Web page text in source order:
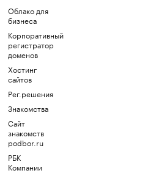
Облако для
бизнеса
Корпоративный
регистратор
доменов
Хостинг
сайтов
Рег.решения
Знакомства
Сайт
знакомств
podbor.ru
РБК
Компании